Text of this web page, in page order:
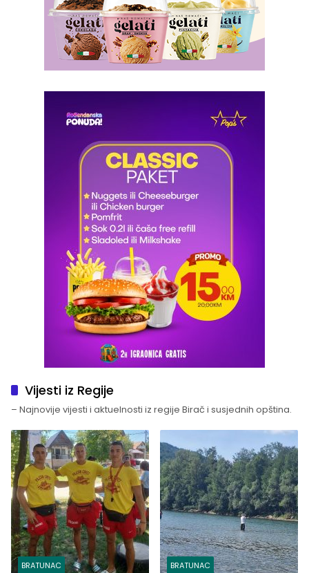
Vijesti iz Regije
– Najnovije vijesti i aktuelnosti iz regije Birač i susjednih opština.
BRATUNAC BRATUNAC